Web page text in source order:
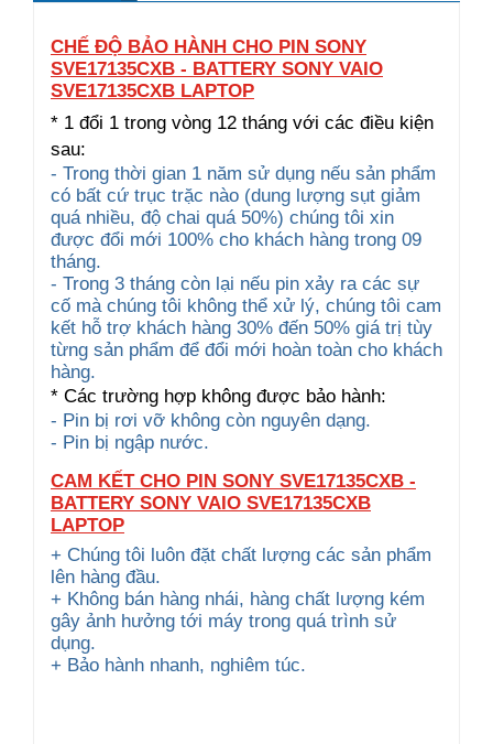
CHẾ ĐỘ BẢO HÀNH CHO PIN SONY
SVE17135CXB - BATTERY SONY VAIO
SVE17135CXB LAPTOP
* 1 đổi 1 trong vòng 12 tháng với các điều kiện
sau:
- Trong thời gian 1 năm sử dụng nếu sản phẩm
có bất cứ trục trặc nào (dung lượng sụt giảm
quá nhiều, độ chai quá 50%) chúng tôi xin
được đổi mới 100% cho khách hàng trong 09
tháng.
- Trong 3 tháng còn lại nếu pin xảy ra các sự
cố mà chúng tôi không thể xử lý, chúng tôi cam
kết hỗ trợ khách hàng 30% đến 50% giá trị tùy
từng sản phẩm để đổi mới hoàn toàn cho khách
hàng.
* Các trường hợp không được bảo hành:
- Pin bị rơi vỡ không còn nguyên dạng.
- Pin bị ngập nước.
CAM KẾT CHO PIN SONY SVE17135CXB -
BATTERY SONY VAIO SVE17135CXB
LAPTOP
+ Chúng tôi luôn đặt chất lượng các sản phẩm
lên hàng đầu.
+ Không bán hàng nhái, hàng chất lượng kém
gây ảnh hưởng tới máy trong quá trình sử
dụng.
+ Bảo hành nhanh, nghiêm túc.